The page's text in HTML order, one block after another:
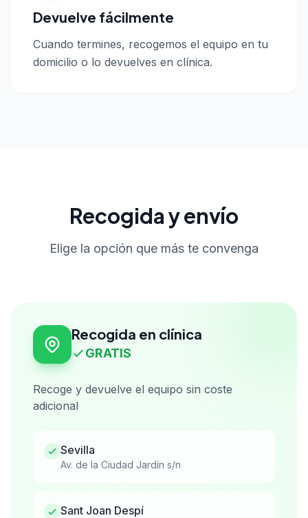
Devuelve fácilmente
Cuando termines, recogemos el equipo en tu
domicilio o lo devuelves en clínica.
Recogida y envío
Elige la opción que más te convenga
Recogida en clínica
GRATIS
Recoge y devuelve el equipo sin coste
adicional
Sevilla
Av. de la Ciudad Jardín s/n
Sant Joan Despí